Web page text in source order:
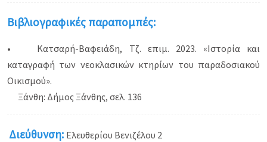
Βιβλιογραφικές παραπομπές:
• Κατσαρή-Βαφειάδη, Τζ. επιμ. 2023. «Ιστορία και
καταγραφή των νεοκλασικών κτηρίων του παραδοσιακού
Οικισμού».
Ξάνθη: Δήμος Ξάνθης, σελ. 136
Διεύθυνση: Ελευθερίου Βενιζέλου 2